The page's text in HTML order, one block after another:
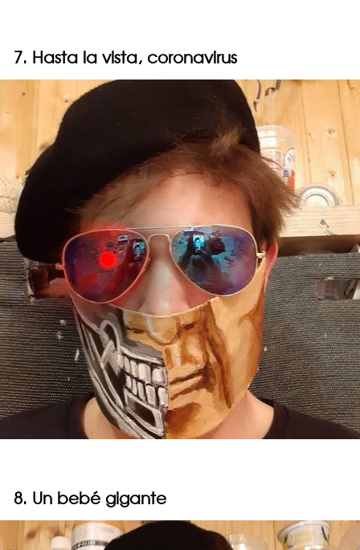
7. Hasta la vista, coronavirus
8. Un bebé gigante